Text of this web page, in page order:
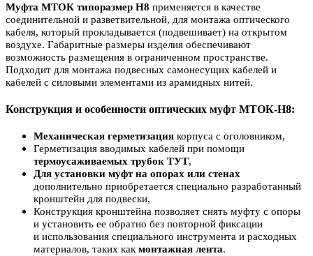
Муфта МТОК типоразмер Н8 применяется в качестве
соединительной и разветвительной, для монтажа оптического
кабеля, который прокладывается (подвешивает) на открытом
воздухе. Габаритные размеры изделия обеспечивают
возможность размещения в ограниченном пространстве.
Подходит для монтажа подвесных самонесущих кабелей и
кабелей с силовыми элементами из арамидных нитей.
Конструкция и особенности оптических муфт МТОК-Н8:
Механическая герметизация корпуса с оголовником,
Герметизация вводимых кабелей при помощи
термоусаживаемых трубок ТУТ,
Для установки муфт на опорах или стенах
дополнительно приобретается специально разработанный
кронштейн для подвески,
Конструкция кронштейна позволяет снять муфту с опоры
и установить ее обратно без повторной фиксации
и использования специального инструмента и расходных
материалов, таких как монтажная лента.